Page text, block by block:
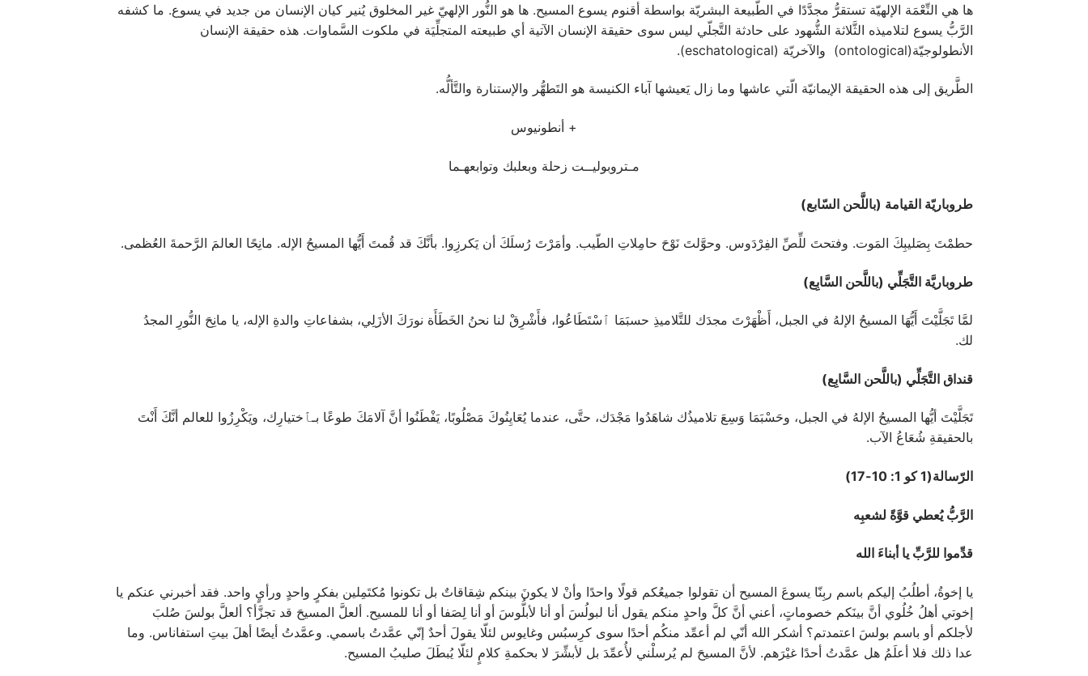
ها هي النِّعْمَة الإلهيّة تستقرُّ مجدَّدًا في الطَّبيعة البشريّة بواسطة أقنوم يسوع المسيح. ها هو النُّور الإلهيّ غير المخلوق يُنير كيان الإنسان من جديد في يسوع. ما كشفه
الرَّبُّ يسوع لتلاميذه الثَّلاثة الشُّهود على حادثة التَّجلّي ليس سوى حقيقة الإنسان الآتية أي طبيعته المتجلِّيَة في ملكوت السَّماوات. هذه حقيقة الإنسان
الأنطولوجيّة(ontological) والآخريّة (eschatological).
الطَّريق إلى هذه الحقيقة الإيمانيّة الّتي عاشها وما زال يَعيشها آباء الكنيسة هو التَطهُّر والإستنارة والتَّألُّه.
+ أنطونيوس
مـتروبوليــت زحلة وبعلبك وتوابعهـما
طروباريّة القيامة (باللَّحن السّابع)
حطمْتَ بِصَليبِكَ المَوت. وفتحتَ للِّصِّ الفِرْدَوس. وحوَّلتَ نَوْحَ حامِلاتِ الطّيب. وأمَرْتَ رُسلَكَ أن يَكرزِوا. بأنَّكَ قد قُمتَ أَيُّها المسيحُ الإله. مانِحًا العالمَ الرَّحمةَ العُظمى.
طروباريَّة التَّجَلِّي (باللَّحن السَّابِع)
لمَّا تَجَلَّيْتَ أَيُّهَا المسيحُ الإلهُ في الجبل، أَظْهَرْتَ مجدَك للتَّلاميذِ حسبَمَا ﭐسْتَطَاعُوا، فأَشْرِقْ لنا نحنُ الخَطَأَة نورَكَ الأزَلِي، بشفاعاتِ والدةِ الإله، يا مانِحَ النُّورِ المجدُ
لك.
قنداق التَّجَلِّي (باللَّحن السَّابِع)
تَجَلَّيْتَ أيُّها المسيحُ الإلهُ في الجبل، وحَسْبَمَا وَسِعَ تلاميذُك شاهَدُوا مَجْدَك، حتَّى، عندما يُعَايِنُوكَ مَصْلُوبًا، يَفْطَنُوا أنَّ آلامَكَ طوعًا بـﭑختيارِك، ويَكْرِزُوا للعالم أنَّكَ أَنْتَ
بالحقيقةِ شُعَاعُ الآب.
الرّسالة(1 كو 1: 10-17)
الرَّبُّ يُعطي قوَّةً لشعبِه
قدِّموا للرَّبِّ يا أبناءَ الله
يا إخوةُ، أطلُبُ إليكم باسم ربِنّا يسوعَ المسيح أن تقولوا جميعُكم قولًا واحدًا وأنْ لا يكونَ بينكم شِقاقاتٌ بل تكونوا مُكتَمِلين بفكرٍ واحدٍ ورأيٍ واحد. فقد أخبرني عنكم يا
إخوتي أهلُ خُلُوي أنَّ بينَكم خصوماتٍ، أعني أنَّ كلَّ واحدٍ منكم يقول أنا لبولُسَ أو أنا لأبلُّوسَ أو أنا لِصَفا أو أنا للمسيح. ألعلَّ المسيحَ قد تجزَّأ؟ ألعلَّ بولسَ صُلبَ
لأجلكم أو باسم بولسَ اعتمدتم؟ أشكر الله أنّي لم أعمِّد منكُم أحدًا سوى كرِسبُس وغايوس لئلّا يقولَ أحدٌ إنّي عمَّدتُ باسمي. وعمَّدتُ أيضًا أهلَ بيتِ استفاناس. وما
عدا ذلك فلا أعلَمُ هل عمَّدتُ أحدًا غيْرَهم. لأنَّ المسيحَ لم يُرسلْني لأُعمِّدَ بل لأبشِّرَ لا بحكمةِ كلامٍ لئلّا يُبطَلَ صليبُ المسيح.